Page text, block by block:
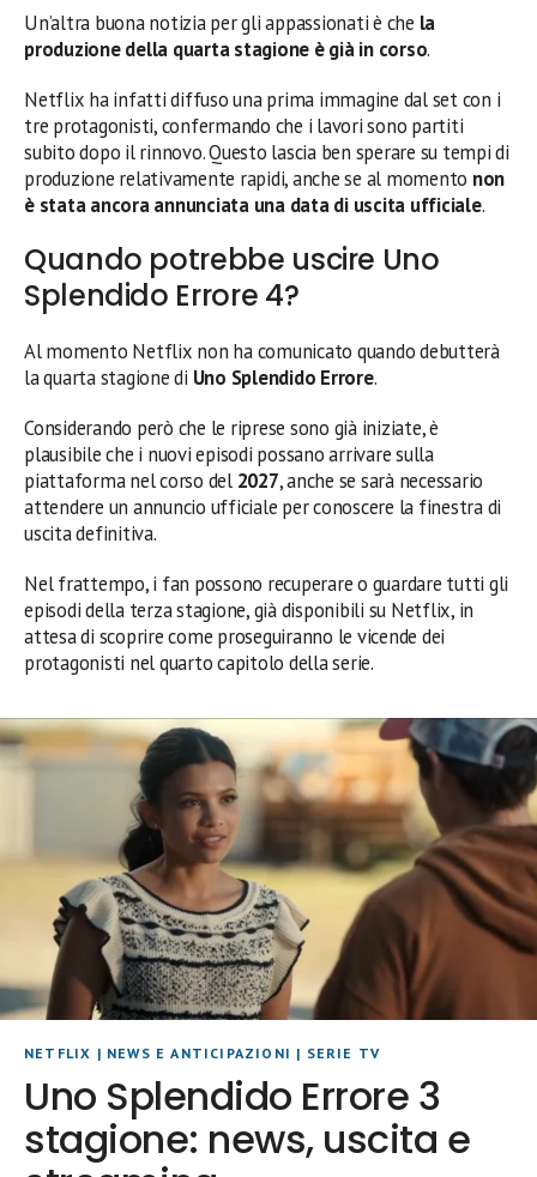
Un’altra buona notizia per gli appassionati è che la
produzione della quarta stagione è già in corso.
Netflix ha infatti diffuso una prima immagine dal set con i
tre protagonisti, confermando che i lavori sono partiti
subito dopo il rinnovo. Questo lascia ben sperare su tempi di
produzione relativamente rapidi, anche se al momento non
è stata ancora annunciata una data di uscita ufficiale.
Quando potrebbe uscire Uno
Splendido Errore 4?
Al momento Netflix non ha comunicato quando debutterà
la quarta stagione di Uno Splendido Errore.
Considerando però che le riprese sono già iniziate, è
plausibile che i nuovi episodi possano arrivare sulla
piattaforma nel corso del 2027, anche se sarà necessario
attendere un annuncio ufficiale per conoscere la finestra di
uscita definitiva.
Nel frattempo, i fan possono recuperare o guardare tutti gli
episodi della terza stagione, già disponibili su Netflix, in
attesa di scoprire come proseguiranno le vicende dei
protagonisti nel quarto capitolo della serie.
NETFLIX | NEWS E ANTICIPAZIONI | SERIE TV
Uno Splendido Errore 3
stagione: news, uscita e